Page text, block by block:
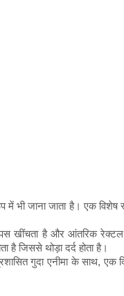
भी जाना जाता है। एक विशेष
खींचता है और आंतरिक
है जिससे थोड़ा दर्द होता है।
गुदा एनीमा के साथ, एक